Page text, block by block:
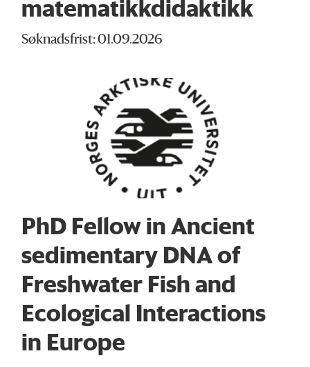
matematikkdidaktikk
Søknadsfrist: 01.09.2026
PhD Fellow in Ancient
sedimentary DNA of
Freshwater Fish and
Ecological Interactions
in Europe